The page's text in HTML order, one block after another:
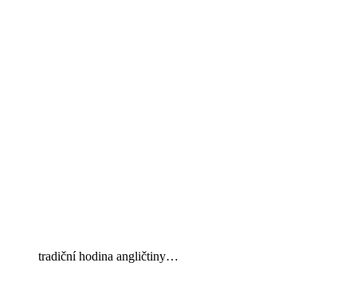
tradiční hodina angličtiny…